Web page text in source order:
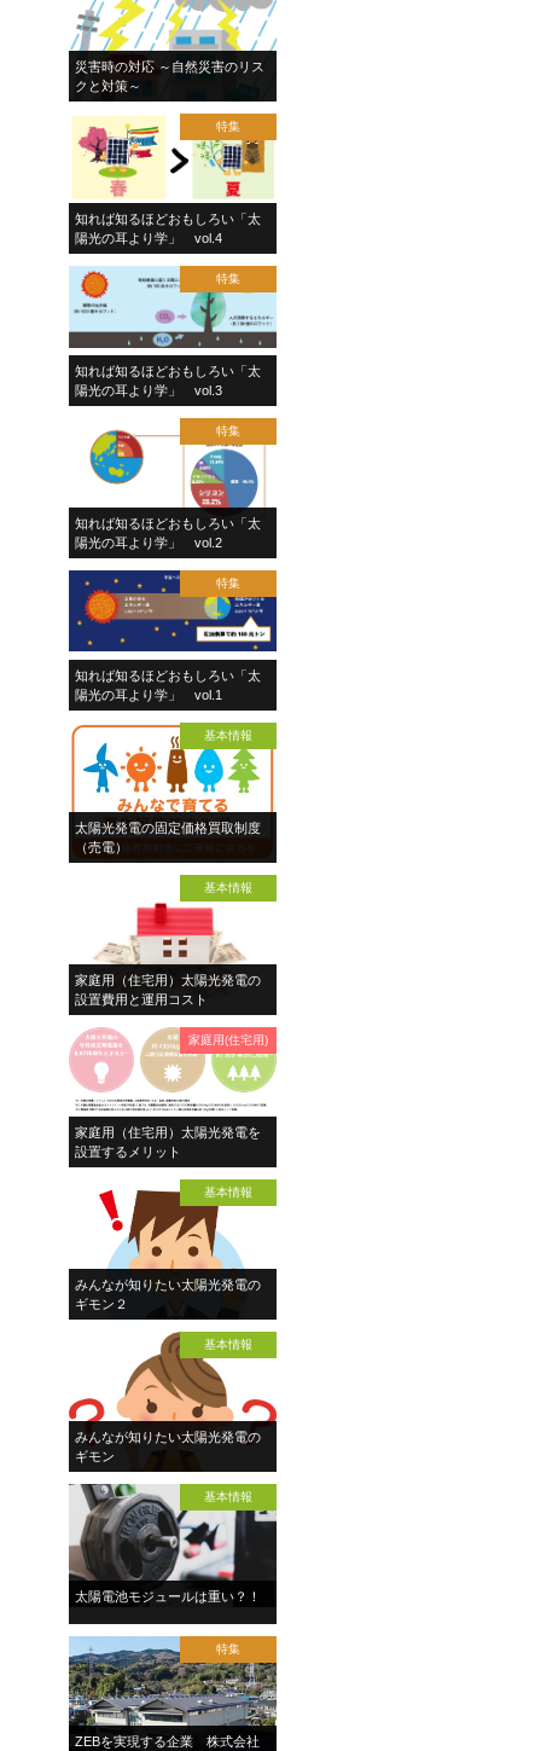
災害時の対応 ～自然災害のリス
クと対策～
特集
知れば知るほどおもしろい「太
陽光の耳より学」 vol.4
特集
知れば知るほどおもしろい「太
陽光の耳より学」 vol.3
特集
知れば知るほどおもしろい「太
陽光の耳より学」 vol.2
特集
知れば知るほどおもしろい「太
陽光の耳より学」 vol.1
基本情報
太陽光発電の固定価格買取制度
（売電）
基本情報
家庭用（住宅用）太陽光発電の
設置費用と運用コスト
家庭用(住宅用)
家庭用（住宅用）太陽光発電を
設置するメリット
基本情報
みんなが知りたい太陽光発電の
ギモン２
基本情報
みんなが知りたい太陽光発電の
ギモン
基本情報
太陽電池モジュールは重い？！
特集
ZEBを実現する企業 株式会社